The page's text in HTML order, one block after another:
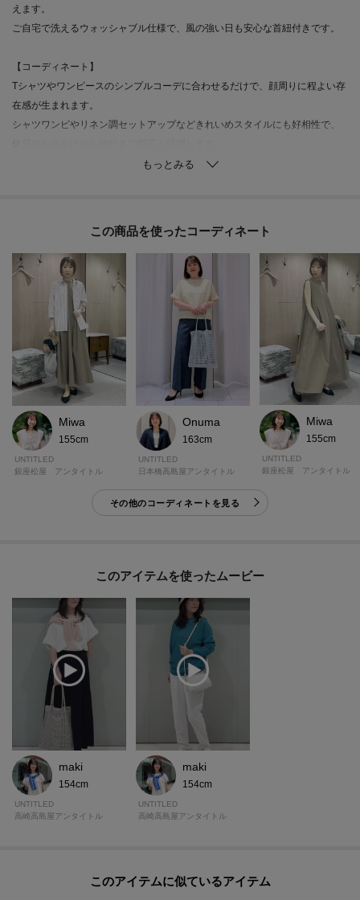
えます。
ご自宅で洗えるウォッシャブル仕様で、風の強い日も安心な首紐付きです。
【コーディネート】
Tシャツやワンピースのシンプルコーデに合わせるだけで、顔周りに程よい存
在感が生まれます。
シャツワンピやリネン調セットアップなどきれいめスタイルにも好相性で、
自転車やレジャーシーンでは首紐を活用し、タウンユースではリボンを主役
※照明の関係により、実際よりも色味が違って見える場合があります。ま
た、パソコン・スマートフォンなどの環境により、若干製品と画像のカラー
が異なる場合もございます。
この商品を使った
Miwa
155cm
UNTITLED
銀座松屋 アンタイトル
Onuma
163cm
UNTITLED
日本橋高島屋アンタイトル
Miwa
155cm
UNTITLED
銀座松屋 アンタイトル
その他のコーディネートを見る
このアイテムを使ったムービー
maki
154cm
UNTITLED
高崎高島屋アンタイトル
maki
154cm
UNTITLED
高崎高島屋アンタイトル
このアイテムに似ているアイテム